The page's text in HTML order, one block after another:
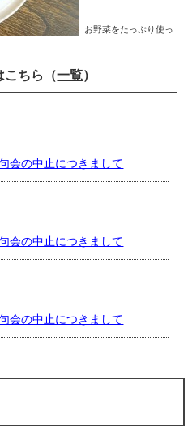
お野菜をたっぷり使っ
こちら（一覧）
会の中止につきまして
会の中止につきまして
会の中止につきまして